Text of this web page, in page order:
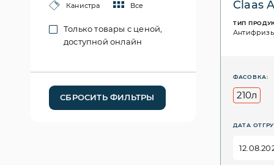
Канистра Все
Только товары с ценой,
доступной онлайн
СБРОСИТЬ ФИЛЬТРЫ
Claas
ТИП
ФАСОВКА:
210л
ДАТА